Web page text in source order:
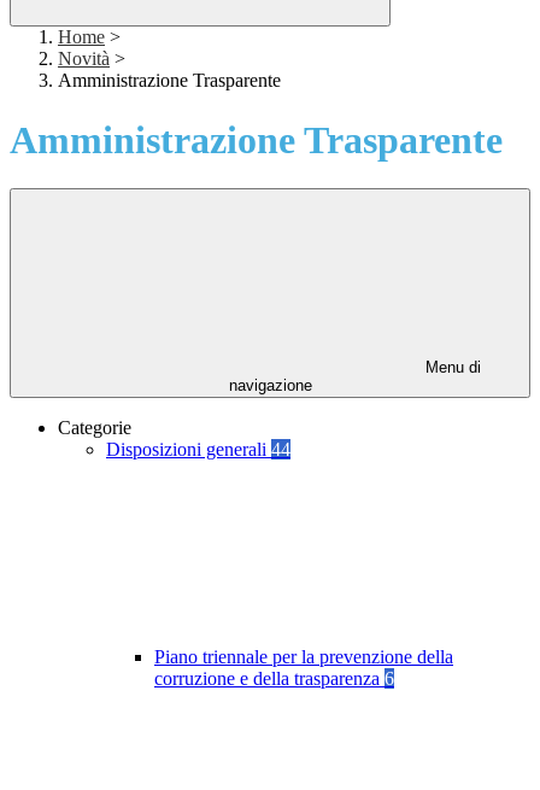
Home >
Novità >
Amministrazione Trasparente
Amministrazione Trasparente
Menu di
navigazione
Categorie
Disposizioni generali 44
Piano triennale per la prevenzione della
corruzione e della trasparenza 6